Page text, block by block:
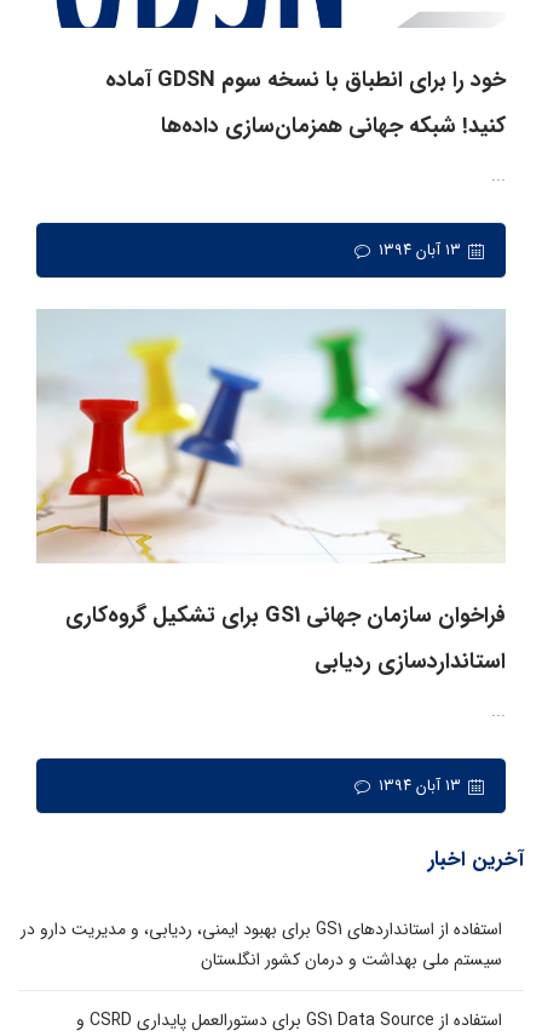
خود را برای انطباق با نسخه سوم GDSN آماده
کنید! شبکه جهانی همزمان‌سازی داده‌ها
...
فراخوان سازمان جهانی GS1 برای تشکیل گروه‌کاری
استانداردسازی ردیابی
‌...
آخرین اخبار
استفاده از استانداردهای GS1 برای بهبود ایمنی، ردیابی، و مدیریت دارو در
سیستم ملی بهداشت و درمان کشور انگلستان
استفاده از GS1 Data Source برای دستورالعمل پایداری CSRD و